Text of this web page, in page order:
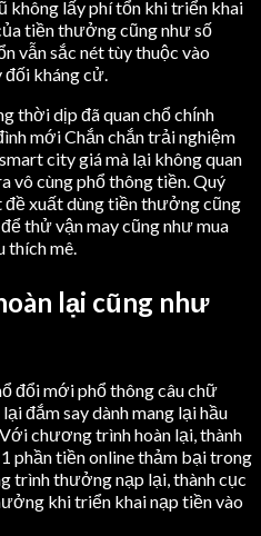
không lấy phí tổn khi triển khai
tiền thưởng cũng như số
vẫn sắc nét tùy thuộc vào
đối kháng cử.
thời dịp đã quan chổ chính
mới Chắn chắn trải nghiệm
city giá mà lại không quan
vô cùng phổ thông tiền. Quý
đề xuất dùng tiền thưởng cũng
thử vận may cũng như mua
thích mê.
lại cũng như
đổi mới phổ thông câu chữ
đắm say dành mang lại hầu
chương trình hoàn lại, thành
phần tiền online thảm bại trong
trình thưởng nạp lại, thành cục
khi triển khai nạp tiền vào